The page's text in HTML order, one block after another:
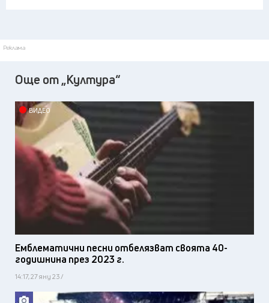
Реклама
Още от „Култура“
ВИДЕО
Емблематични песни отбелязват своята 40-
годишнина през 2023 г.
14:17, 27 яну 23 /